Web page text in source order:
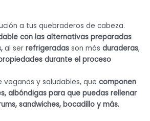
a tus quebraderos de cabeza.
con las alternativas preparadas
al ser refrigeradas son más duraderas,
durante el proceso
y saludables, que componen
albóndigas para que puedas rellenar
sandwiches, bocadillo y más.